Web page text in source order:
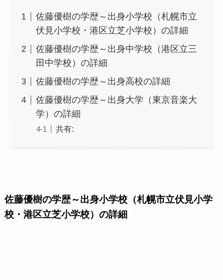
佐藤優樹の学歴～出身小学校（札幌市立
伏見小学校・港区立芝小学校）の詳細
佐藤優樹の学歴～出身中学校（港区立三
田中学校）の詳細
佐藤優樹の学歴～出身高校の詳細
佐藤優樹の学歴～出身大学（東京音楽大
学）の詳細
共有:
佐藤優樹の学歴～出身小学校（札幌市立伏見小学
校・港区立芝小学校）の詳細